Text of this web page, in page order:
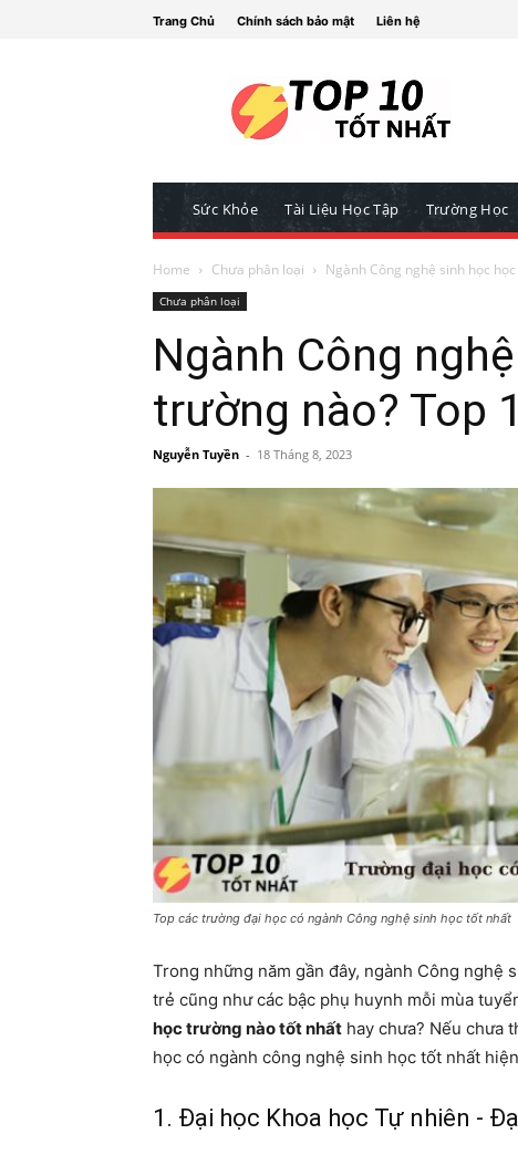
Trang Chủ Chính sách bảo mật Liên hệ
Sức Khỏe Tài Liệu Học Tập Trường Học
Home Chưa phân loại Ngành Công nghệ sinh học
Chưa phân loại
Ngành Công
trường nào? Top
Nguyễn Tuyền - 18 Tháng 8, 2023
Top các trường đại học có ngành Công nghệ sinh học tốt nhất
Trong những năm gần đây, ngành Công nghệ
trẻ cũng như các bậc phụ huynh mỗi mùa
học trường nào tốt nhất hay chưa? Nếu chưa
học có ngành công nghệ sinh học tốt nhất
1. Đại học Khoa học Tự nhiên -